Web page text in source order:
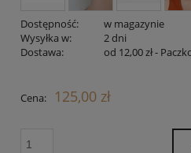
Dostępność:
w magazynie
Wysyłka w:
2 dni
Dostawa:
od 12,00 zł-
Cena nie zawiera ewentualnych
Cena: 125,00 zł